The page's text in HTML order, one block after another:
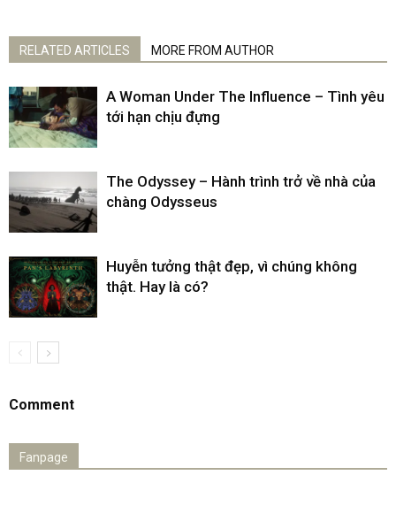
RELATED ARTICLES MORE FROM AUTHOR
A Woman Under The Influence – Tình yêu
tới hạn chịu đựng
The Odyssey – Hành trình trở về nhà của
chàng Odysseus
Huyễn tưởng thật đẹp, vì chúng không
thật. Hay là có?
Comment
Fanpage